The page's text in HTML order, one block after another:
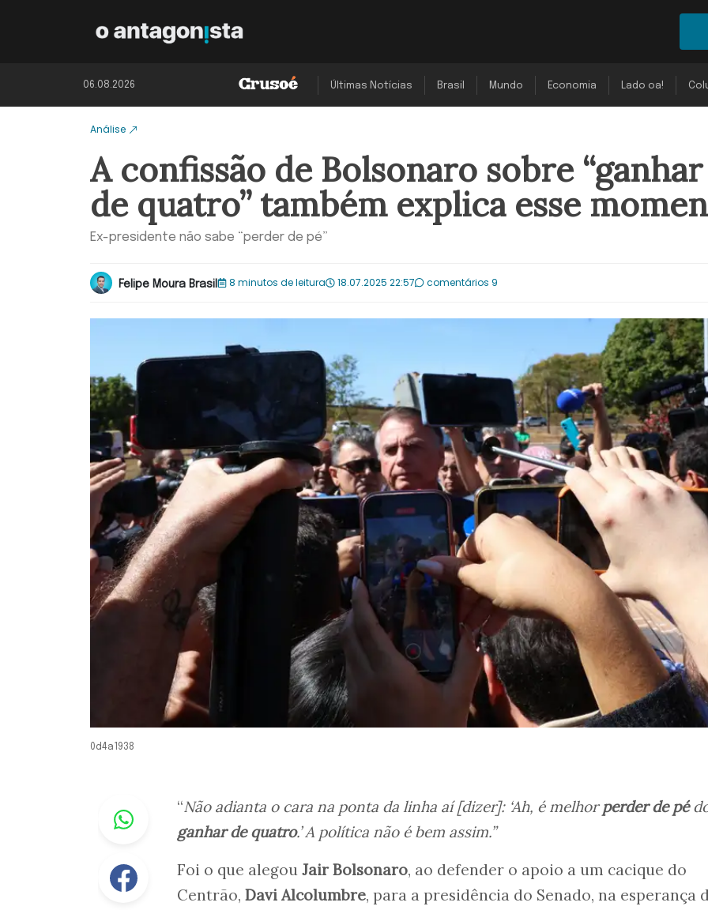
06.08.2026 Últimas Notícias Brasil Mundo Economia Lado oa!
Análise
A confissão de Bolsonaro sobre “ganhar
de quatro” também explica esse
Ex-presidente não sabe “perder de pé”
Felipe Moura Brasil 8 minutos de leitura 18.07.2025 22:57 comentários 9
0d4a1938
Whastapp
Facebook
“Não adianta o cara na ponta da linha aí [dizer]: ‘Ah, é melhorperder de pé
ganhar de quatro.’ A política não é bem assim.”
Foi o que alegou Jair Bolsonaro, ao defender o apoio a um cacique do
Centrão, Davi Alcolumbre, para a presidência do Senado, na esperança